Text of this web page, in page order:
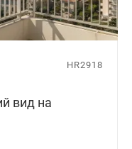
вид на
HR2918